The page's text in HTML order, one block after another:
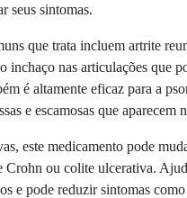
seus sintomas.
que trata incluem artrite
inchaço nas articulações que
é altamente eficaz para a
e escamosas que aparecem
este medicamento pode
Crohn ou colite ulcerativa.
e pode reduzir sintomas